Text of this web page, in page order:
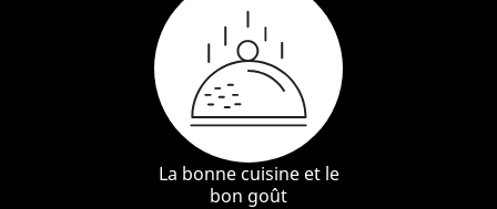
La bonne cuisine et le
bon goût